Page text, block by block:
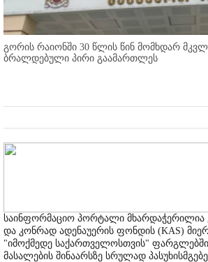
გორის რაიონში 30 წლის წინ მომხდარ
ბრალდებული პირი გაამართლეს
საინფორმაციო პორტალი მხარდაჭერილია
და კონრად ადენაუერის ფონდის (KAS)
"იმოქმედე საქართველოსთვის"
მასალების შინაარსზე სრულად